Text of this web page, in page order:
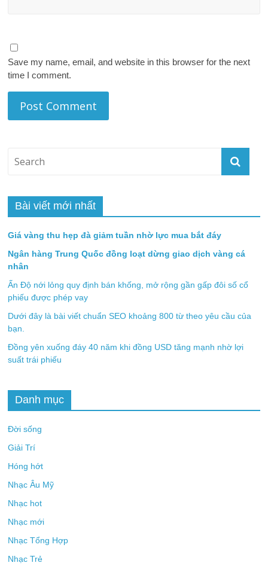
Save my name, email, and website in this browser for the next
time I comment.
Bài viết mới nhất
Giá vàng thu hẹp đà giảm tuần nhờ lực mua bắt đáy
Ngân hàng Trung Quốc đồng loạt dừng giao dịch vàng cá
nhân
Ấn Độ nới lỏng quy định bán khống, mở rộng gần gấp đôi số cổ
phiếu được phép vay
Dưới đây là bài viết chuẩn SEO khoảng 800 từ theo yêu cầu của
bạn.
Đồng yên xuống đáy 40 năm khi đồng USD tăng mạnh nhờ lợi
suất trái phiếu
Danh mục
Đời sống
Giải Trí
Hóng hớt
Nhạc Âu Mỹ
Nhạc hot
Nhạc mới
Nhạc Tổng Hợp
Nhạc Trẻ